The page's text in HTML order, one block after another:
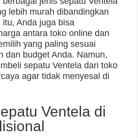
lebih murah dibandingkan
Anda juga bisa
antara toko online dan
yang paling sesuai
dan budget Anda. Namun,
sepatu Ventela dari toko
agar tidak menyesal di
Ventela di